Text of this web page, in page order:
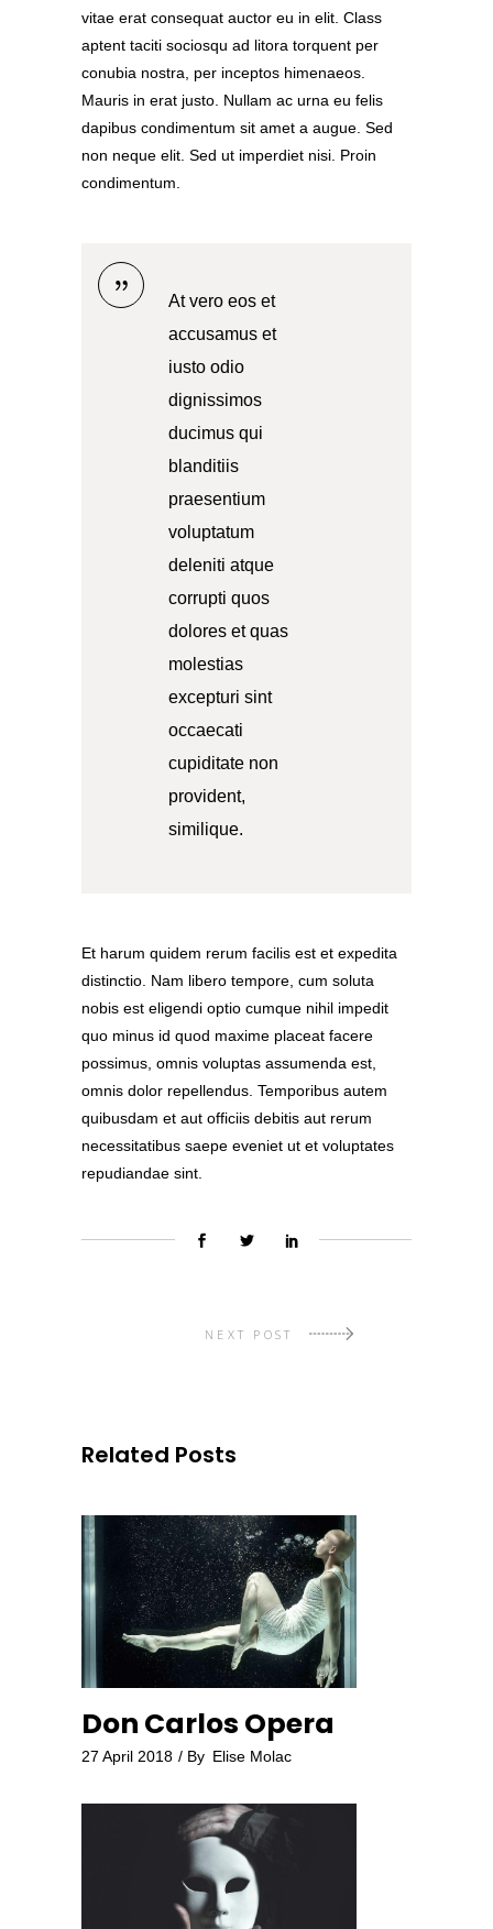
vitae erat consequat auctor eu in elit. Class
aptent taciti sociosqu ad litora torquent per
conubia nostra, per inceptos himenaeos.
Mauris in erat justo. Nullam ac urna eu felis
dapibus condimentum sit amet a augue. Sed
non neque elit. Sed ut imperdiet nisi. Proin
condimentum.
At vero eos et
accusamus et
iusto odio
dignissimos
ducimus qui
blanditiis
praesentium
voluptatum
deleniti atque
corrupti quos
dolores et quas
molestias
excepturi sint
occaecati
cupiditate non
provident,
similique.
Et harum quidem rerum facilis est et expedita
distinctio. Nam libero tempore, cum soluta
nobis est eligendi optio cumque nihil impedit
quo minus id quod maxime placeat facere
possimus, omnis voluptas assumenda est,
omnis dolor repellendus. Temporibus autem
quibusdam et aut officiis debitis aut rerum
necessitatibus saepe eveniet ut et voluptates
repudiandae sint.
NEXT POST
Related Posts
Don Carlos Opera
27 April 2018 By Elise Molac